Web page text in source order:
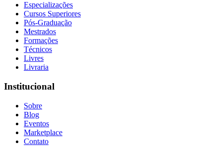
Especializações
Cursos Superiores
Pós-Graduação
Mestrados
Formações
Técnicos
Livres
Livraria
Institucional
Sobre
Blog
Eventos
Marketplace
Contato